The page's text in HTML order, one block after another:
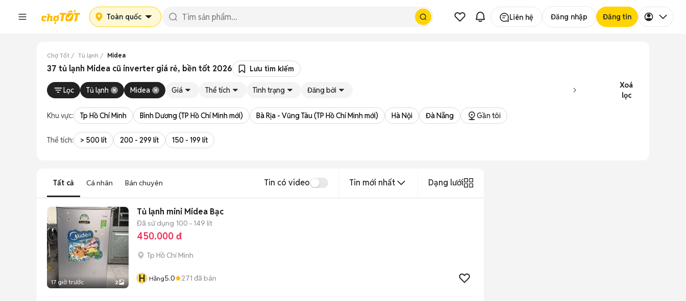
Toàn quốc Liên hệ Đăng nhập Đăng tin
Chợ Tốt Tủ lạnh Midea
37 tủ lạnh Midea cũ inverter giá rẻ, bền tốt 2026 Lưu tìm kiếm
Lọc Tủ lạnh Midea Giá Thể tích Tình trạng Đăng bởi
Xoá
lọc
Khu vực: Tp Hồ Chí Minh Bình Dương (TP Hồ Chí Minh mới) Bà Rịa - Vũng Tàu (TP Hồ Chí Minh mới) Hà Nội Đà Nẵng Gần tôi
Thể tích: > 500 lít 200 - 299 lít 150 - 199 lít
Tất cả Cá nhân Bán chuyên Tin có video Tin mới nhất Dạng lưới
17 giờ trước 2
Tủ lạnh mini Midea Bạc
Đã sử dụng 100 - 149 lít
450.000 đ
Tp Hồ Chí Minh
H Hằng5.0 271 đã bán